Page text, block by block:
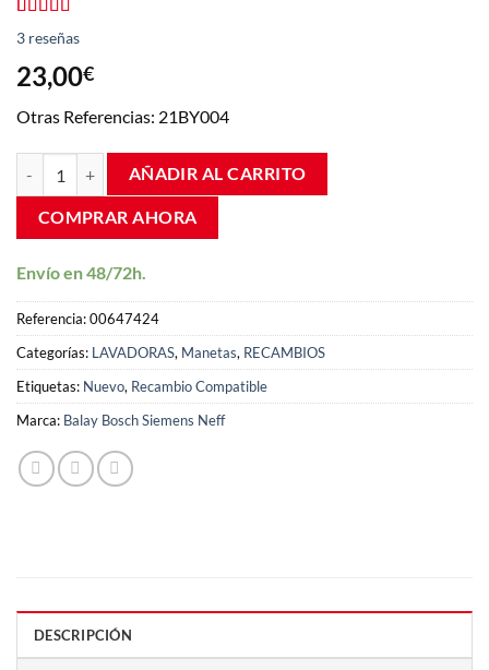
Valorado
con4.67de
5 en base a
3
valoraciones
3 reseñas
23,00€
Otras Referencias: 21BY004
Maneta Puerta Lavadora Siemens WXL1260EE 00647424 cantidad
AÑADIR AL CARRITO
COMPRAR AHORA
Envío en 48/72h.
Referencia:00647424
Categorías: LAVADORAS, Manetas, RECAMBIOS
Etiquetas: Nuevo, Recambio Compatible
Marca: Balay Bosch Siemens Neff
DESCRIPCIÓN